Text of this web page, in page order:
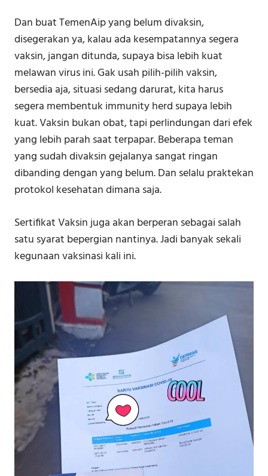
Dan buat TemenAip yang belum divaksin,
disegerakan ya, kalau ada kesempatannya segera
vaksin, jangan ditunda, supaya bisa lebih kuat
melawan virus ini. Gak usah pilih-pilih vaksin,
bersedia aja, situasi sedang darurat, kita harus
segera membentuk immunity herd supaya lebih
kuat. Vaksin bukan obat, tapi perlindungan dari efek
yang lebih parah saat terpapar. Beberapa teman
yang sudah divaksin gejalanya sangat ringan
dibanding dengan yang belum. Dan selalu praktekan
protokol kesehatan dimana saja.
Sertifikat Vaksin juga akan berperan sebagai salah
satu syarat bepergian nantinya. Jadi banyak sekali
kegunaan vaksinasi kali ini.